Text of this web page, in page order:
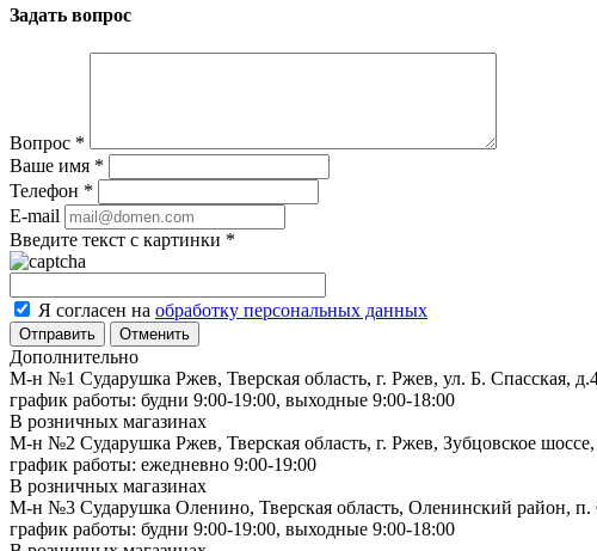
Задать вопрос
Вопрос *
Ваше имя *
Телефон *
E-mail
Введите текст с картинки *
Я согласен на обработку персональных данных
Отменить
Дополнительно
М-н №1 Сударушка Ржев, Тверская область, г. Ржев, ул. Б. Спасская,
график работы: будни 9:00-19:00, выходные 9:00-18:00
В розничных магазинах
М-н №2 Cударушка Ржев, Тверская область, г. Ржев, Зубцовское
график работы: ежедневно 9:00-19:00
В розничных магазинах
М-н №3 Сударушка Оленино, Тверская область, Оленинский район, п.
график работы: будни 9:00-19:00, выходные 9:00-18:00